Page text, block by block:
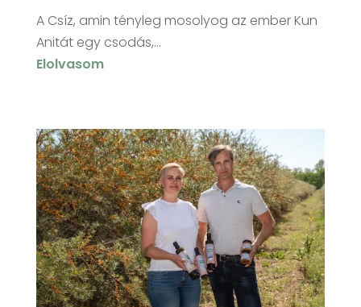
A Csíz, amin tényleg mosolyog az ember Kun
Anitát egy csodás,...
Elolvasom